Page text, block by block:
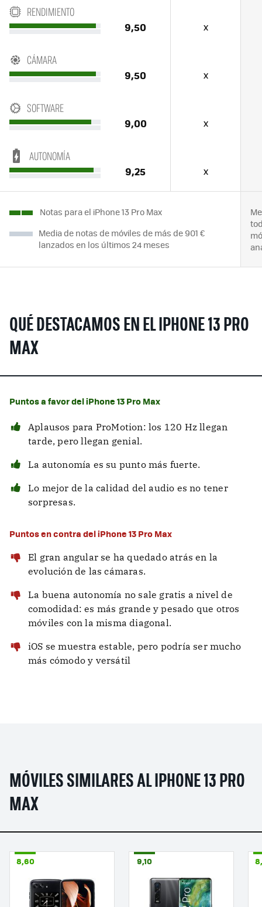
RENDIMIENTO
9,50 x
CÁMARA
9,50 x
SOFTWARE
9,00 x
AUTONOMÍA
9,25 x
Notas para el iPhone 13 Pro Max
Media de notas de móviles de más de 901 €
lanzados en los últimos 24 meses
QUÉ DESTACAMOS EN EL IPHONE 13 PRO
MAX
Puntos a favor del iPhone 13 Pro Max
Aplausos para ProMotion: los 120 Hz llegan
tarde, pero llegan genial.
La autonomía es su punto más fuerte.
Lo mejor de la calidad del audio es no tener
sorpresas.
Puntos en contra del iPhone 13 Pro Max
El gran angular se ha quedado atrás en la
evolución de las cámaras.
La buena autonomía no sale gratis a nivel de
comodidad: es más grande y pesado que otros
móviles con la misma diagonal.
iOS se muestra estable, pero podría ser mucho
más cómodo y versátil
MÓVILES SIMILARES AL IPHONE 13 PRO
MAX
8,60 9,10